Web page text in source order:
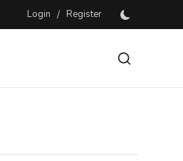
Login / Register